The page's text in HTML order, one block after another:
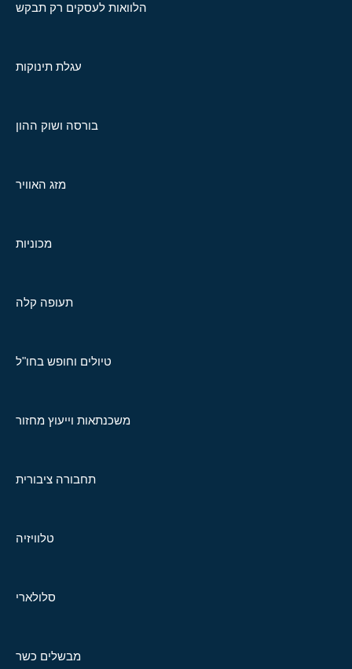
הלוואות לעסקים רק תבקש
עגלת תינוקות
בורסה ושוק ההון
מזג האוויר
מכוניות
תעופה קלה
טיולים וחופש בחו"ל
משכנתאות וייעוץ מחזור
תחבורה ציבורית
טלוויזיה
סלולארי
מבשלים כשר